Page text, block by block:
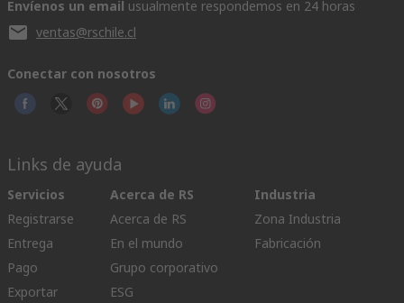
Envíenos un email usualmente respondemos en 24 horas
ventas@rschile.cl
Conectar con nosotros
Links de ayuda
Servicios
Registrarse
Entrega
Pago
Exportar
Acerca de RS
Acerca de RS
En el mundo
Grupo corporativo
ESG
Industria
Zona Industria
Fabricación